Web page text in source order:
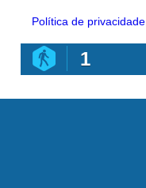
Política de privacidade.
1